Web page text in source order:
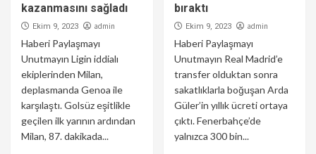
kazanmasını sağladı
Ekim 9, 2023 admin
Haberi Paylaşmayı
Unutmayın Ligin iddialı
ekiplerinden Milan,
deplasmanda Genoa ile
karşılaştı. Golsüz eşitlikle
geçilen ilk yarının ardından
Milan, 87. dakikada...
bıraktı
Ekim 9, 2023 admin
Haberi Paylaşmayı
Unutmayın Real Madrid’e
transfer olduktan sonra
sakatlıklarla boğuşan Arda
Güler’in yıllık ücreti ortaya
çıktı. Fenerbahçe’de
yalnızca 300 bin...